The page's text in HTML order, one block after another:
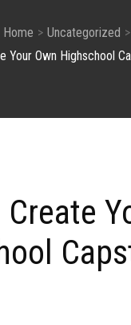
Home
Uncategorized
Your Own Highschool
Create